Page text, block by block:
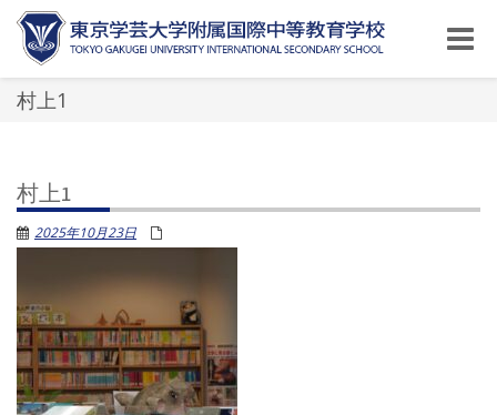
Toggle
村上1
村上1
2025年10月23日